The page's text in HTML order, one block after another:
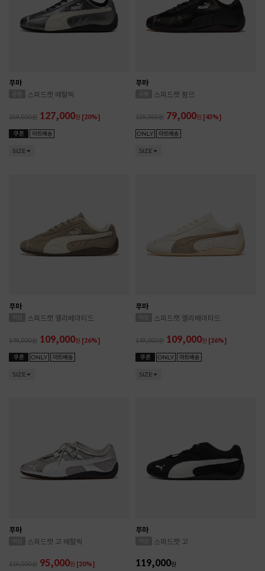
푸마
스피드캣 메탈릭
159,000 127,000원 [20%]
SIZE
푸마
스피드캣 팜므
139,000 79,000원 [43%]
SIZE
푸마
스피드캣 엘리베이티드
149,000 109,000원 [26%]
SIZE
푸마
스피드캣 엘리베이티드
149,000 109,000원 [26%]
SIZE
푸마
스피드캣 고 메탈릭
119,000 95,000원 [20%]
푸마
스피드캣 고
119,000원